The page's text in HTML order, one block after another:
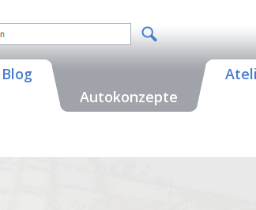
Blog
Autokonzepte